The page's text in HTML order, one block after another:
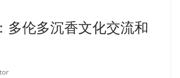
多伦多沉香文化交流和